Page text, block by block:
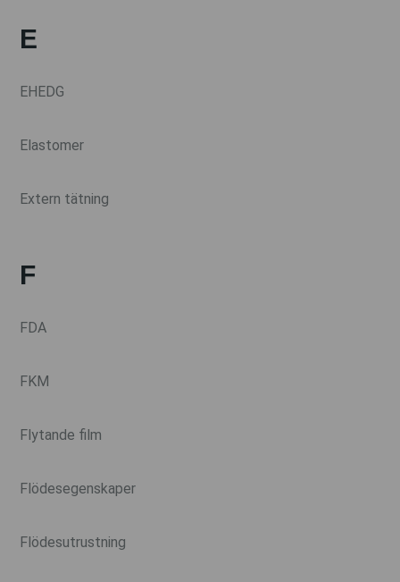
E
EHEDG
Elastomer
Extern tätning
F
FDA
FKM
Flytande film
Flödesegenskaper
Flödesutrustning